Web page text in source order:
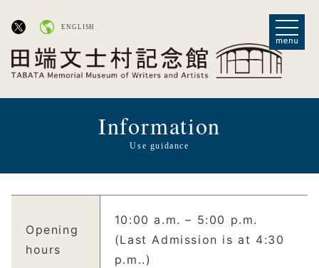
ENGLISH
Information
Use guidance
Opening
hours
10:00 a.m. – 5:00 p.m.
(Last Admission is at 4:30
p.m..)